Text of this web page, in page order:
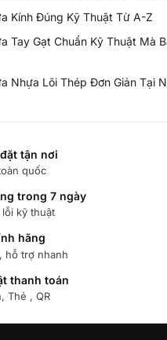
Kính Đúng Kỹ Thuật Từ A-Z
Tay Gạt Chuẩn Kỹ Thuật Mà
Nhựa Lõi Thép Đơn Giản Tại
tận nơi
quốc
trong 7 ngày
kỹ thuật
hãng
hỗ trợ nhanh
thanh toán
Thẻ , QR